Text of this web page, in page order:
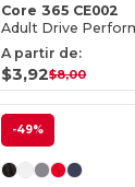
Core 365 CE002
Adult Drive
A partir de:
$3,92$8,00
-49%